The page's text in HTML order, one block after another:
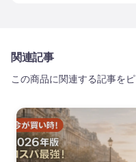
関連記事
この商品に関連する記事をピ